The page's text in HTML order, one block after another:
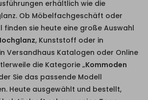
erhältlich wie die
Ob Möbelfachgeschäft oder
finden sie heute eine große Auswahl
, Kunststoff oder in
Versandhaus Katalogen oder Online
die Kategorie „Kommoden
Sie das passende Modell
Heute ausgewählt und bestellt,